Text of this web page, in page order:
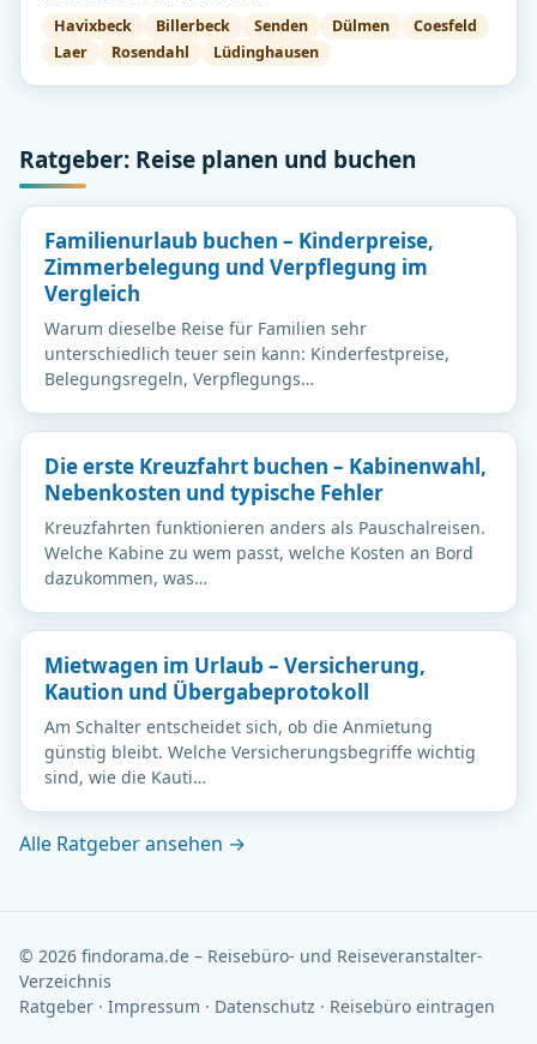
Havixbeck Billerbeck Senden Dülmen
Coesfeld
Laer
Rosendahl Lüdinghausen
Ratgeber: Reise planen und buchen
Familienurlaub buchen – Kinderpreise,
Zimmerbelegung und Verpflegung im
Vergleich
Warum dieselbe Reise für Familien sehr
unterschiedlich teuer sein kann: Kinderfestpreise,
Belegungsregeln, Verpflegungs…
Die erste Kreuzfahrt buchen – Kabinenwahl,
Nebenkosten und typische Fehler
Kreuzfahrten funktionieren anders als Pauschalreisen.
Welche Kabine zu wem passt, welche Kosten an Bord
dazukommen, was…
Mietwagen im Urlaub – Versicherung,
Kaution und Übergabeprotokoll
Am Schalter entscheidet sich, ob die Anmietung
günstig bleibt. Welche Versicherungsbegriffe wichtig
sind, wie die Kauti…
Alle Ratgeber ansehen →
© 2026 findorama.de – Reisebüro- und Reiseveranstalter-
Verzeichnis
Ratgeber · Impressum · Datenschutz · Reisebüro eintragen